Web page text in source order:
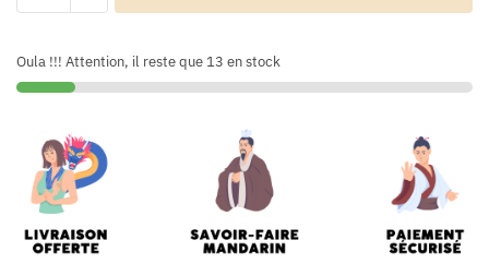
Oula !!! Attention, il reste que 13 en stock